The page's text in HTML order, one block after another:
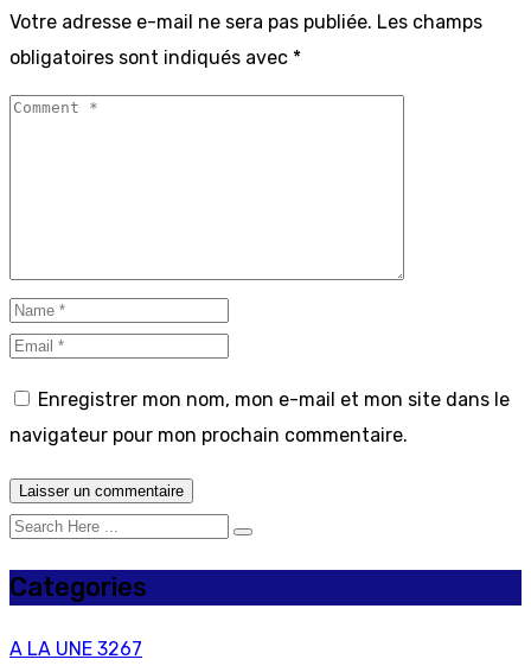
Votre adresse e-mail ne sera pas publiée. Les champs
obligatoires sont indiqués avec *
Enregistrer mon nom, mon e-mail et mon site dans le
navigateur pour mon prochain commentaire.
Categories
A LA UNE 3267